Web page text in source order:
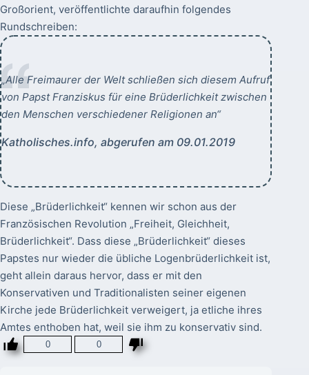
Großorient, veröffentlichte daraufhin folgendes
Rundschreiben:
„Alle Freimaurer der Welt schließen sich diesem Aufruf
von Papst Franziskus für eine Brüderlichkeit zwischen
den Menschen verschiedener Religionen an“
Katholisches.info, abgerufen am 09.01.2019
Diese „Brüderlichkeit“ kennen wir schon aus der
Französischen Revolution „Freiheit, Gleichheit,
Brüderlichkeit“. Dass diese „Brüderlichkeit“ dieses
Papstes nur wieder die übliche Logenbrüderlichkeit ist,
geht allein daraus hervor, dass er mit den
Konservativen und Traditionalisten seiner eigenen
Kirche jede Brüderlichkeit verweigert, ja etliche ihres
Amtes enthoben hat, weil sie ihm zu konservativ sind.
0 0